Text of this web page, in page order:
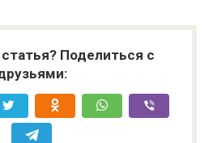
Поделиться с